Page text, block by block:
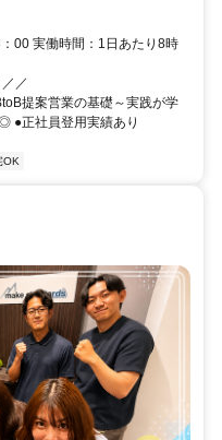
00 実働時間：1日あたり8時
／
案営業の基礎～実践が学
●正社員登用実績あり
OK